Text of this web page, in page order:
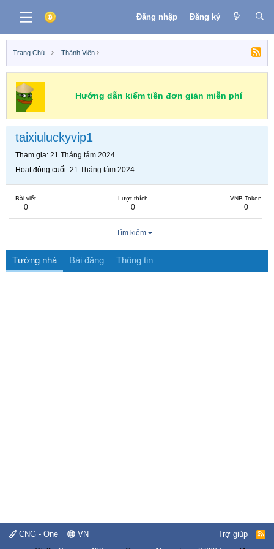
Đăng nhập Đăng ký
Trang Chủ Thành Viên
Hướng dẫn kiếm tiền đơn giản miễn phí
taixiuluckyvip1
Tham gia 21 Tháng tám 2024
Hoạt động cuối 21 Tháng tám 2024
Bài viết
0
Lượt thích
0
VNB Token
0
Tìm kiếm
Tường nhà Bài đăng Thông tin
CNG - One VN Trợ giúp
R